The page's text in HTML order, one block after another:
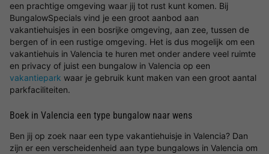
een prachtige omgeving waar jij tot rust kunt komen. Bij
BungalowSpecials vind je een groot aanbod aan
vakantiehuisjes in een bosrijke omgeving, aan zee, tussen de
bergen of in een rustige omgeving. Het is dus mogelijk om een
vakantiehuis in Valencia te huren met onder andere veel ruimte
en privacy of juist een bungalow in Valencia op een
vakantiepark waar je gebruik kunt maken van een groot aantal
parkfaciliteiten.
Boek in Valencia een type bungalow naar wens
Ben jij op zoek naar een type vakantiehuisje in Valencia? Dan
zijn er een verscheidenheid aan type bungalows in Valencia om